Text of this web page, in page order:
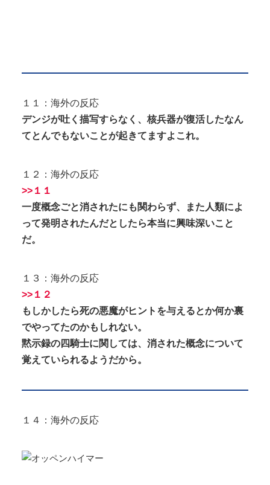
１１：海外の反応
デンジが吐く描写すらなく、核兵器が復活したなん
てとんでもないことが起きてますよこれ。
１２：海外の反応
>>１１
一度概念ごと消されたにも関わらず、また人類によ
って発明されたんだとしたら本当に興味深いこと
だ。
１３：海外の反応
>>１２
もしかしたら死の悪魔がヒントを与えるとか何か裏
でやってたのかもしれない。
黙示録の四騎士に関しては、消された概念について
覚えていられるようだから。
１４：海外の反応